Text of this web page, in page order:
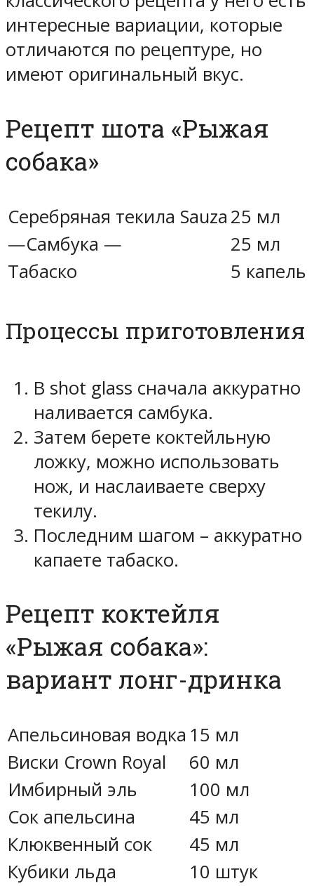
интересные вариации, которые
отличаются по рецептуре, но
имеют оригинальный вкус.
Рецепт шота «Рыжая
собака»
Серебряная текила Sauza 25 мл
—Самбука —
25 мл
Табаско
5 капель
Процессы приготовления
В shot glass сначала аккуратно
наливается самбука.
Затем берете коктейльную
ложку, можно использовать
нож, и наслаиваете сверху
текилу.
Последним шагом – аккуратно
капаете табаско.
Рецепт коктейля
«Рыжая собака»:
вариант лонг-дринка
Апельсиновая водка 15 мл
Виски Crown Royal
60 мл
Имбирный эль
100 мл
Сок апельсина
45 мл
Клюквенный сок
45 мл
Кубики льда
10 штук